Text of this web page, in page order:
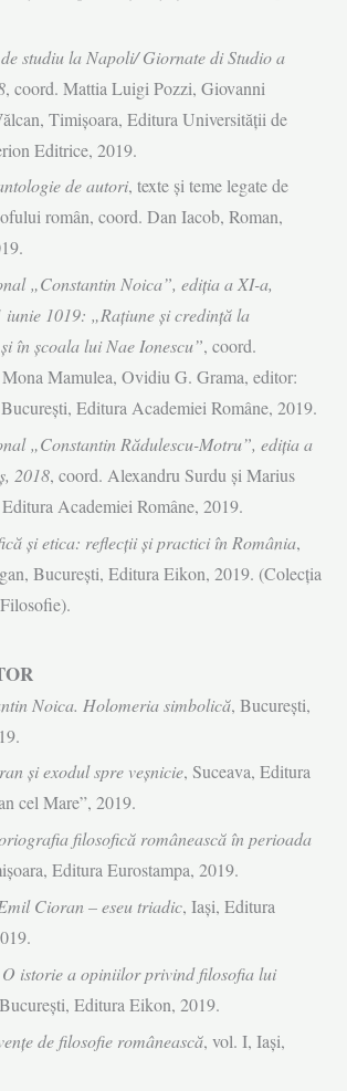
studiu la Napoli/ Giornate di Studio a
, coord. Mattia Luigi Pozzi, Giovanni
Timişoara, Editura Universităţii de
Editrice, 2019.
de autori, texte şi teme legate de
român, coord. Dan Iacob, Roman,
„Constantin Noica”, ediţia a XI-a,
1019: „Raţiune şi credinţă la
în şcoala lui Nae Ionescu”, coord.
Mamulea, Ovidiu G. Grama, editor:
Editura Academiei Române, 2019.
„Constantin Rădulescu-Motru”, ediţia a
2018, coord. Alexandru Surdu şi Marius
Academiei Române, 2019.
şi etica: reflecţii şi practici în România,
Bucureşti, Editura Eikon, 2019. (Colecţia
Noica. Holomeria simbolică, Bucureşti,
şi exodul spre veşnicie, Suceava, Editura
cel Mare”, 2019.
filosofică românească în perioada
Editura Eurostampa, 2019.
Cioran – eseu triadic, Iaşi, Editura
O istorie a opiniilor privind filosofia lui
Editura Eikon, 2019.
de filosofie românească, vol. I, Iaşi,